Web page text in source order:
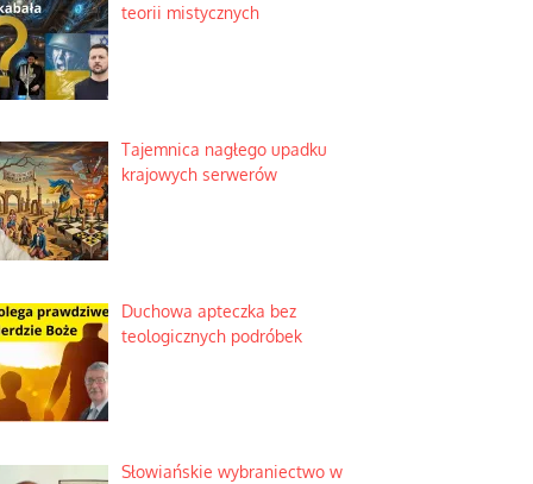
teorii mistycznych
Tajemnica nagłego upadku
krajowych serwerów
Duchowa apteczka bez
teologicznych podróbek
Słowiańskie wybraniectwo w